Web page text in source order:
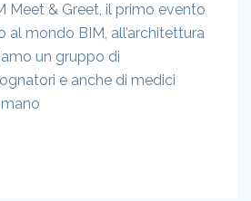
Meet & Greet, il primo evento
al mondo BIM, all’architettura
un gruppo di
e anche di medici